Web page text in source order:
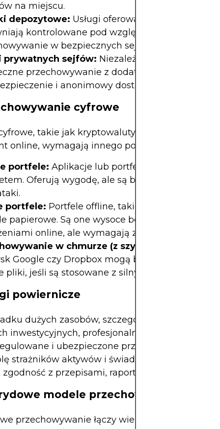
na miejscu.
depozytowe: Usługi oferowane przez banki,
kontrolowane pod względem dostępu
w bezpiecznych sejfach.
prywatnych sejfów: Niezależne firmy oferujące
przechowywanie z dodatkowymi
i anonimowy dostęp.
cyfrowe
takie jak kryptowaluty, dokumenty
online, wymagają innego podejścia:
portfele: Aplikacje lub portfele online
Oferują wygodę, ale są bardziej podatne na
portfele: Portfele offline, takie jak portfele
papierowe. Są one wysoce bezpieczne przed
online, ale wymagają zabezpieczeń
w chmurze (z szyfrowaniem):
Google czy Dropbox mogą bezpiecznie
pliki, jeśli są stosowane z silnym szyfrowaniem.
powiernicze
dużych zasobów, szczególnie w
inwestycyjnych, profesjonalne usługi
i ubezpieczone przechowywanie.
strażników aktywów i świadczą dodatkowe
z przepisami, raportowanie i
modele przechowywania
przechowywanie łączy wiele metod. Na